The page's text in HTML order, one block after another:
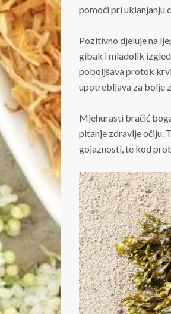
pomoći pri uklanjanju
Pozitivno djeluje na
gibak i mladolik
poboljšava protok krvi
upotrebljava za bolje
Mjehurasti bračić
pitanje zdravlje očiju.
gojaznosti, te kod